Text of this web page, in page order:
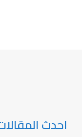
احدث